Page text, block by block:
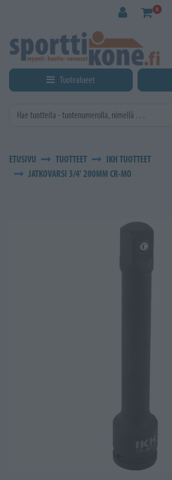
0
Tuotealueet
ETUSIVU TUOTTEET
IKH TUOTTEET
JATKOVARSI 3/4' 200MM CR-MO